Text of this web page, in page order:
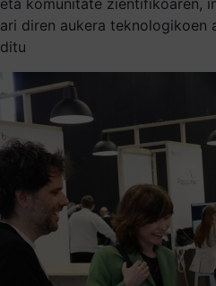
ari diren aukera
ditu